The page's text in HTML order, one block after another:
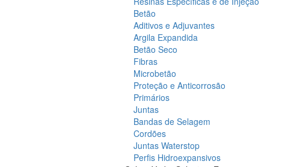
Betão
Aditivos e Adjuvantes
Argila Expandida
Betão Seco
Fibras
Microbetão
Proteção e Anticorrosão
Primários
Juntas
Bandas de Selagem
Cordões
Juntas Waterstop
Perfis Hidroexpansivos